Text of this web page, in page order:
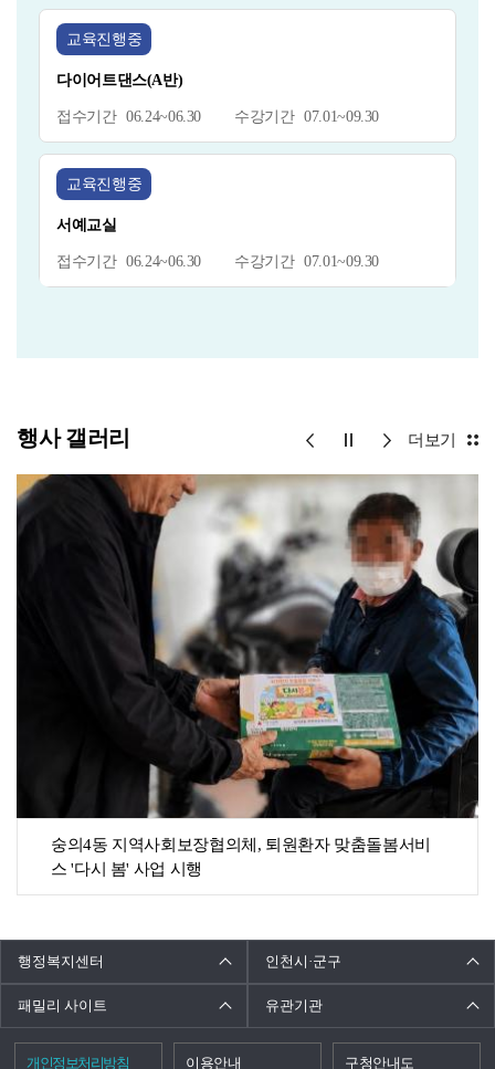
교육진행중
다이어트댄스(A반)
06.24~06.30 07.01~09.30
교육진행중
서예교실
06.24~06.30 07.01~09.30
행사 갤러리 더보기
숭의4동 지역사회보장협의체, 퇴원환자 맞춤돌봄서비
스 '다시 봄' 사업 시행
행정복지센터 인천시·군구
패밀리 사이트 유관기관
개인정보처리방침 이용안내 구청안내도